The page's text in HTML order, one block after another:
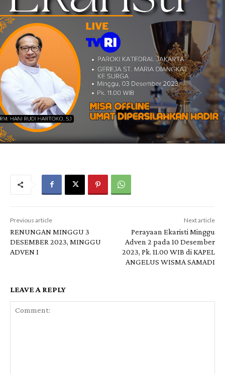
Previous article
RENUNGAN MINGGU 3
DESEMBER 2023, MINGGU
ADVEN I
Next article
Perayaan Ekaristi Minggu
Adven 2 pada 10 Desember
2023, Pk. 11.00 WIB di KAPEL
ANGELUS WISMA SAMADI
LEAVE A REPLY